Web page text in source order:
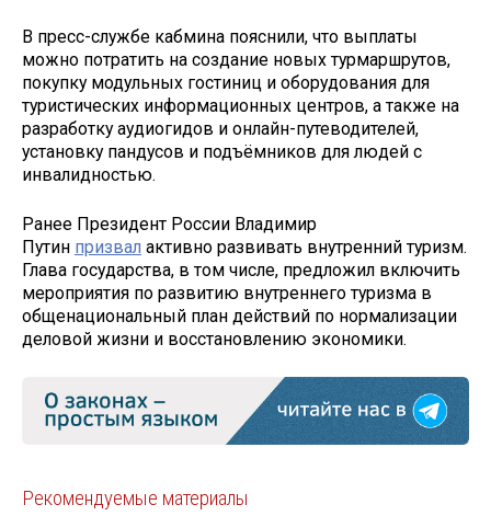
В пресс-службе кабмина пояснили, что выплаты
можно потратить на создание новых турмаршрутов,
покупку модульных гостиниц и оборудования для
туристических информационных центров, а также на
разработку аудиогидов и онлайн-путеводителей,
установку пандусов и подъёмников для людей с
инвалидностью.
Ранее Президент России Владимир
Путин призвал активно развивать внутренний туризм.
Глава государства, в том числе, предложил включить
мероприятия по развитию внутреннего туризма в
общенациональный план действий по нормализации
деловой жизни и восстановлению экономики.
Рекомендуемые материалы